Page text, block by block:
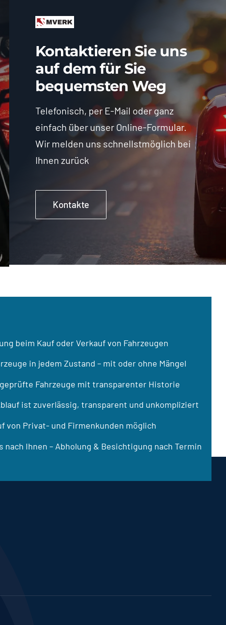
Kontaktieren Sie uns
auf dem für Sie
bequemsten Weg
Telefonisch, per E-Mail oder ganz
einfach über unser Online-Formular.
Wir melden uns schnellstmöglich bei
Ihnen zurück
Kontakte
beim Kauf oder Verkauf von Fahrzeugen
in jedem Zustand – mit oder ohne Mängel
Fahrzeuge mit transparenter Historie
ist zuverlässig, transparent und unkompliziert
von Privat- und Firmenkunden möglich
nach Ihnen – Abholung & Besichtigung nach Termin